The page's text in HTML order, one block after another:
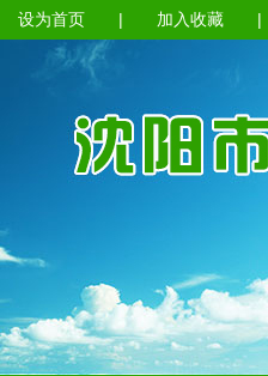
设为首页 | 加入收藏